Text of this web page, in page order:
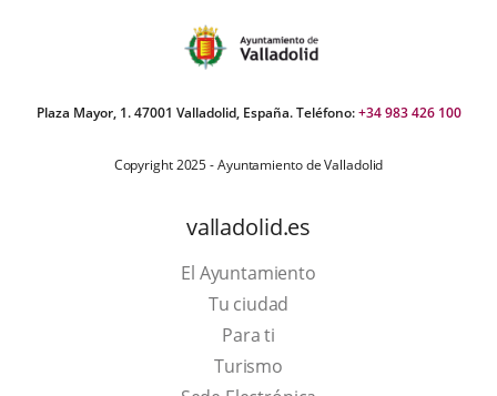
Plaza Mayor, 1. 47001 Valladolid, España. Teléfono:+34 983 426 100
Copyright 2025 - Ayuntamiento de Valladolid
valladolid.es
El Ayuntamiento
Tu ciudad
Para ti
TurismoThis